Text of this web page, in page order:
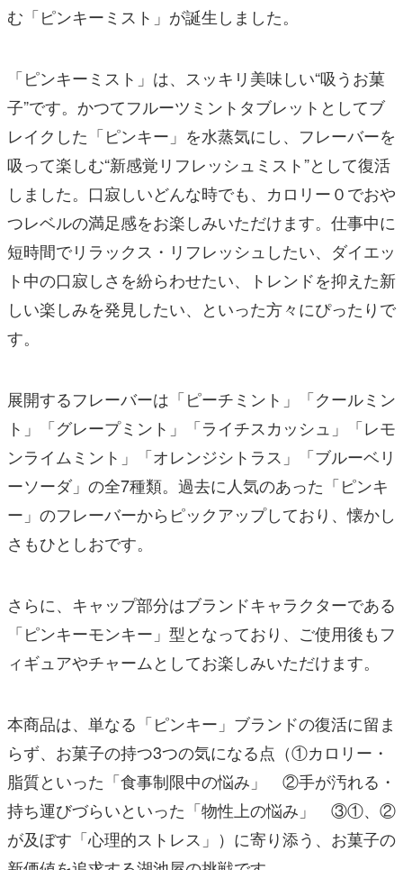
む「ピンキーミスト」が誕生しました。
「ピンキーミスト」は、スッキリ美味しい“吸うお菓
子”です。かつてフルーツミントタブレットとしてブ
レイクした「ピンキー」を水蒸気にし、フレーバーを
吸って楽しむ“新感覚リフレッシュミスト”として復活
しました。口寂しいどんな時でも、カロリー０でおや
つレベルの満足感をお楽しみいただけます。仕事中に
短時間でリラックス・リフレッシュしたい、ダイエッ
ト中の口寂しさを紛らわせたい、トレンドを抑えた新
しい楽しみを発見したい、といった方々にぴったりで
す。
展開するフレーバーは「ピーチミント」「クールミン
ト」「グレープミント」「ライチスカッシュ」「レモ
ンライムミント」「オレンジシトラス」「ブルーベリ
ーソーダ」の全7種類。過去に人気のあった「ピンキ
ー」のフレーバーからピックアップしており、懐かし
さもひとしおです。
さらに、キャップ部分はブランドキャラクターである
「ピンキーモンキー」型となっており、ご使用後もフ
ィギュアやチャームとしてお楽しみいただけます。
本商品は、単なる「ピンキー」ブランドの復活に留ま
らず、お菓子の持つ3つの気になる点（①カロリー・
脂質といった「食事制限中の悩み」 ②手が汚れる・
持ち運びづらいといった「物性上の悩み」 ③①、②
が及ぼす「心理的ストレス」）に寄り添う、お菓子の